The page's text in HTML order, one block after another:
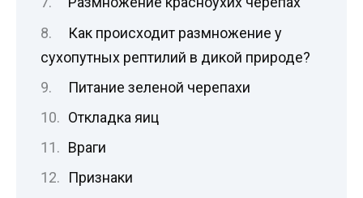
Как происходит размножение у
сухопутных рептилий в дикой природе?
Питание зеленой черепахи
Откладка яиц
Враги
Признаки